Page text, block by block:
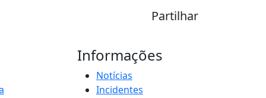
Partilhar
Informações
Notícias
Incidentes